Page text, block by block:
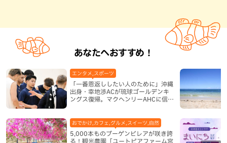
あなたへおすすめ！
「一番恩返ししたい人のために」沖縄
出身・幸地渉ACが琉球ゴールデンキ
ングス復帰。マクヘンリーAHCに信頼
エンタメ,スポーツ
5,000本ものブーゲンビレアが咲き誇
る！観光農園「ユートピアファーム宮
おでかけ,カフェ,グルメ,スイーツ,自然